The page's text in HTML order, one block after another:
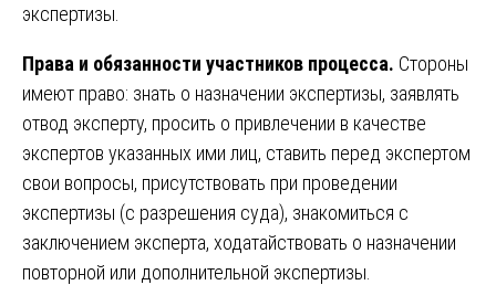
экспертизы.
Права и обязанности участников процесса. Стороны
имеют право: знать о назначении экспертизы, заявлять
отвод эксперту, просить о привлечении в качестве
экспертов указанных ими лиц, ставить перед экспертом
свои вопросы, присутствовать при проведении
экспертизы (с разрешения суда), знакомиться с
заключением эксперта, ходатайствовать о назначении
повторной или дополнительной экспертизы.